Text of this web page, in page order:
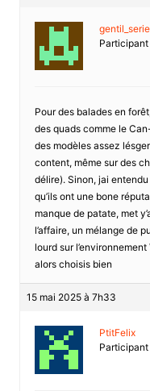
Participant
Pour des balades en
des quads comme le
des modèles assez
content, même sur des
délire). Sinon, jai
qu’ils ont une bone
manque de patate, met
l’affaire, un mélange de
lourd sur
alors choisis bien
15 mai 2025 à 7h33
PtitFelix
Participant